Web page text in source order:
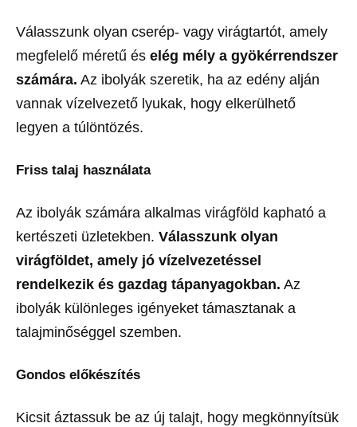
Válasszunk olyan cserép- vagy virágtartót, amely
megfelelő méretű és elég mély a gyökérrendszer
számára. Az ibolyák szeretik, ha az edény alján
vannak vízelvezető lyukak, hogy elkerülhető
legyen a túlöntözés.
Friss talaj használata
Az ibolyák számára alkalmas virágföld kapható a
kertészeti üzletekben. Válasszunk olyan
virágföldet, amely jó vízelvezetéssel
rendelkezik és gazdag tápanyagokban. Az
ibolyák különleges igényeket támasztanak a
talajminőséggel szemben.
Gondos előkészítés
Kicsit áztassuk be az új talajt, hogy megkönnyítsük